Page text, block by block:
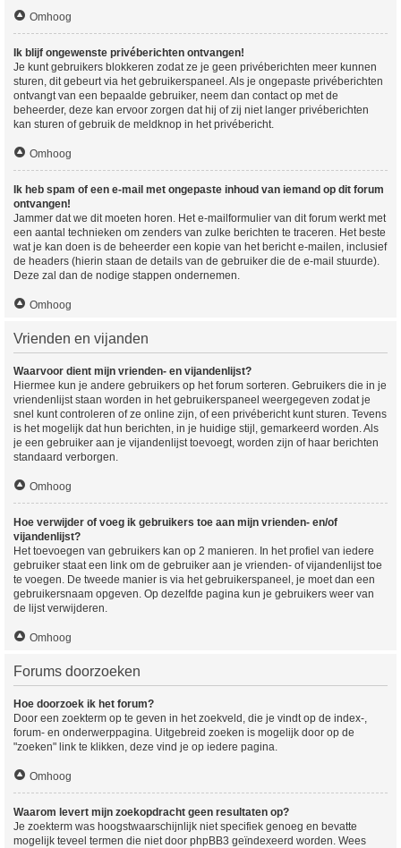
Omhoog
Ik blijf ongewenste privéberichten ontvangen!
Je kunt gebruikers blokkeren zodat ze je geen privéberichten meer kunnen
sturen, dit gebeurt via het gebruikerspaneel. Als je ongepaste privéberichten
ontvangt van een bepaalde gebruiker, neem dan contact op met de
beheerder, deze kan ervoor zorgen dat hij of zij niet langer privéberichten
kan sturen of gebruik de meldknop in het privébericht.
Omhoog
Ik heb spam of een e-mail met ongepaste inhoud van iemand op dit forum
ontvangen!
Jammer dat we dit moeten horen. Het e-mailformulier van dit forum werkt met
een aantal technieken om zenders van zulke berichten te traceren. Het beste
wat je kan doen is de beheerder een kopie van het bericht e-mailen, inclusief
de headers (hierin staan de details van de gebruiker die de e-mail stuurde).
Deze zal dan de nodige stappen ondernemen.
Omhoog
Vrienden en vijanden
Waarvoor dient mijn vrienden- en vijandenlijst?
Hiermee kun je andere gebruikers op het forum sorteren. Gebruikers die in je
vriendenlijst staan worden in het gebruikerspaneel weergegeven zodat je
snel kunt controleren of ze online zijn, of een privébericht kunt sturen. Tevens
is het mogelijk dat hun berichten, in je huidige stijl, gemarkeerd worden. Als
je een gebruiker aan je vijandenlijst toevoegt, worden zijn of haar berichten
standaard verborgen.
Omhoog
Hoe verwijder of voeg ik gebruikers toe aan mijn vrienden- en/of
vijandenlijst?
Het toevoegen van gebruikers kan op 2 manieren. In het profiel van iedere
gebruiker staat een link om de gebruiker aan je vrienden- of vijandenlijst toe
te voegen. De tweede manier is via het gebruikerspaneel, je moet dan een
gebruikersnaam opgeven. Op dezelfde pagina kun je gebruikers weer van
de lijst verwijderen.
Omhoog
Forums doorzoeken
Hoe doorzoek ik het forum?
Door een zoekterm op te geven in het zoekveld, die je vindt op de index-,
forum- en onderwerppagina. Uitgebreid zoeken is mogelijk door op de
"zoeken" link te klikken, deze vind je op iedere pagina.
Omhoog
Waarom levert mijn zoekopdracht geen resultaten op?
Je zoekterm was hoogstwaarschijnlijk niet specifiek genoeg en bevatte
mogelijk teveel termen die niet door phpBB3 geïndexeerd worden. Wees